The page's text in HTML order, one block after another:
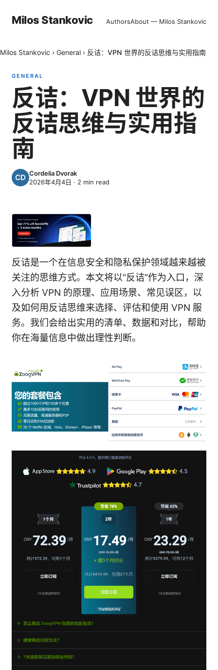
Milos Stankovic AuthorsAbout — Milos Stankovic
Milos Stankovic › General › 反诘：VPN 世界的反诘思维与实用指南
GENERAL
反诘：VPN 世界的
反诘思维与实用指
南
Cordelia Dvorak
2026年4月4日 · 2 min read
反诘是一个在信息安全和隐私保护领域越来越被
关注的思维方式。本文将以“反诘”作为入口，深
入分析 VPN 的原理、应用场景、常见误区，以
及如何用反诘思维来选择、评估和使用 VPN 服
务。我们会给出实用的清单、数据和对比，帮助
你在海量信息中做出理性判断。